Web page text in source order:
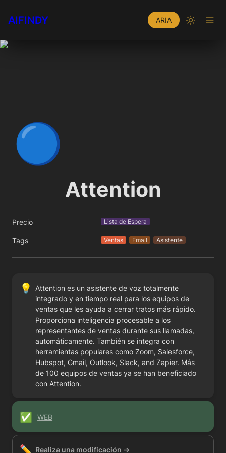
AIFINDY ARIA
🔵
Attention
Precio Lista de Espera
Tags Ventas Email Asistente
💡
Attention es un asistente de voz totalmente
integrado y en tiempo real para los equipos de
ventas que les ayuda a cerrar tratos más rápido.
Proporciona inteligencia procesable a los
representantes de ventas durante sus llamadas,
automáticamente. También se integra con
herramientas populares como Zoom, Salesforce,
Hubspot, Gmail, Outlook, Slack, and Zapier. Más
de 100 equipos de ventas ya se han beneficiado
con Attention.
✅ WEB
✏️ Realiza una modificación →